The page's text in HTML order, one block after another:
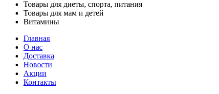
Товары для диеты, спорта, питания
Товары для мам и детей
Витамины
Главная
О нас
Доставка
Новости
Акции
Контакты